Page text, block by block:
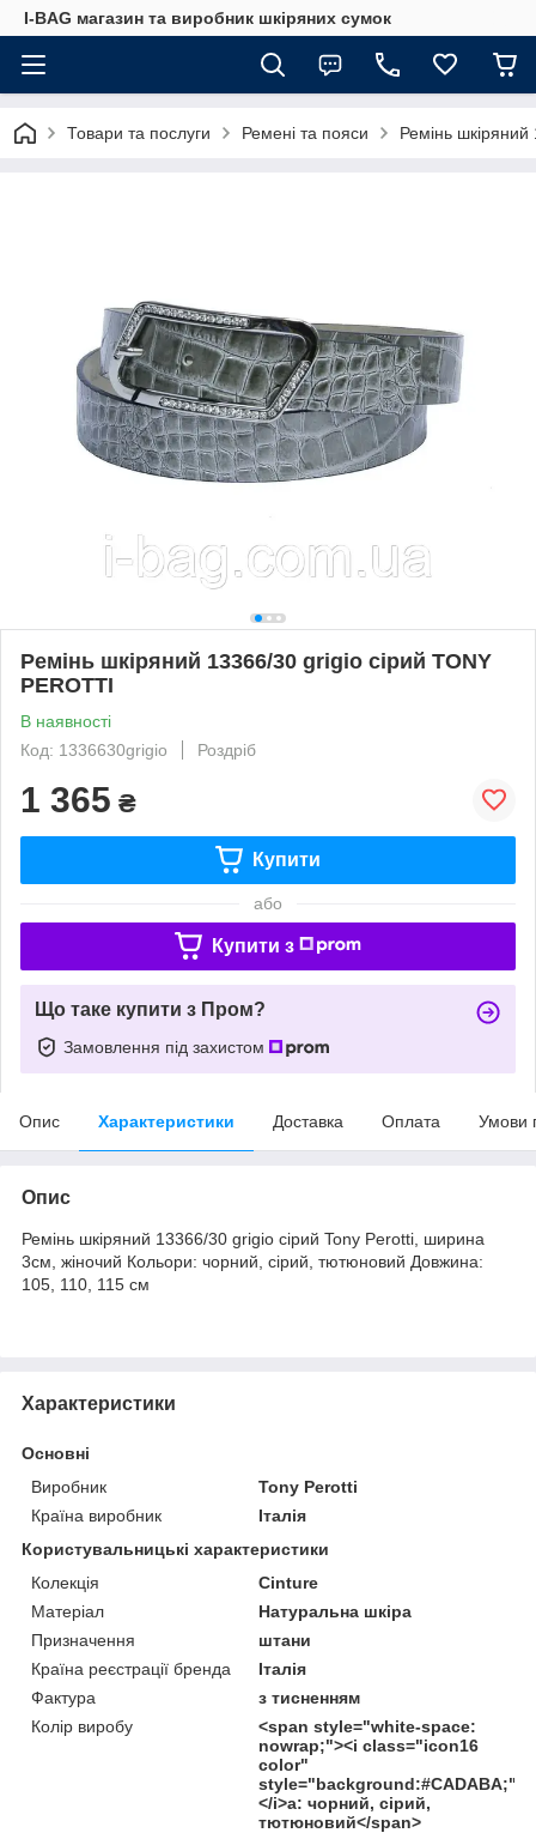
I-BAG магазин та виробник шкіряних сумок
Товари та послуги Ремені та пояси Ремінь
Ремінь шкіряний 13366/30 grigio сірий TONY
PEROTTI
В наявності
Код: 1336630grigio
Роздріб
1 365 ₴
Купити
або
Купити з
Що таке купити з Пром?
Замовлення під захистом
Опис Характеристики Доставка Оплата Умови
Опис
Ремінь шкіряний 13366/30 grigio сірий Tony Perotti, ширина
3cм, жіночий Кольори: чорний, сірий, тютюновий Довжина:
105, 110, 115 см
Характеристики
Основні
Виробник
Tony Perotti
Країна виробник
Італія
Користувальницькі характеристики
Колекція
Cinture
Матеріал
Натуральна шкіра
Призначення
штани
Країна реєстрації бренда
Італія
Фактура
з тисненням
Колір виробу
<span style="white-space:
nowrap;"><i class="icon16
color"
style="background:#CADABA;">
</i>а: чорний, сірий,
тютюновий</span>